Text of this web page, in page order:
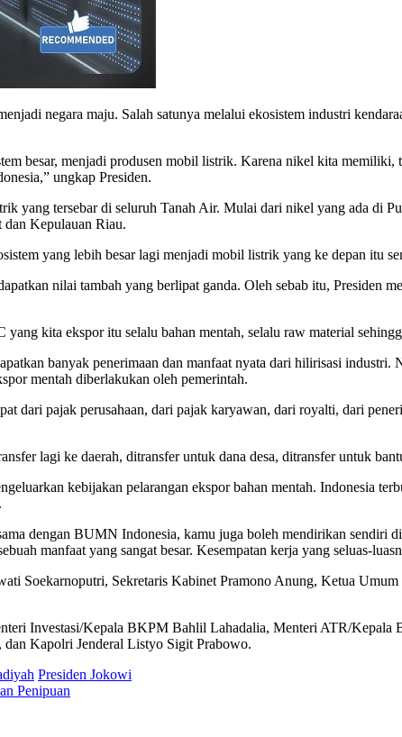
negara maju. Salah satunya melalui ekosistem industri
besar, menjadi produsen mobil listrik. Karena nikel kita
ungkap Presiden.
yang tersebar di seluruh Tanah Air. Mulai dari nikel yang ada di
Kepulauan Riau.
yang lebih besar lagi menjadi mobil listrik yang ke depan itu
nilai tambah yang berlipat ganda. Oleh sebab itu, Presiden
kita ekspor itu selalu bahan mentah, selalu raw material
banyak penerimaan dan manfaat nyata dari hilirisasi
mentah diberlakukan oleh pemerintah.
dari pajak perusahaan, dari pajak karyawan, dari royalti, dari
lagi ke daerah, ditransfer untuk dana desa, ditransfer untuk
kebijakan pelarangan ekspor bahan mentah. Indonesia
dengan BUMN Indonesia, kamu juga boleh mendirikan sendiri
manfaat yang sangat besar. Kesempatan kerja yang seluas-
Soekarnoputri, Sekretaris Kabinet Pramono Anung, Ketua
Investasi/Kepala BKPM Bahlil Lahadalia, Menteri ATR/
Kapolri Jenderal Listyo Sigit Prabowo.
Presiden Jokowi
Penipuan